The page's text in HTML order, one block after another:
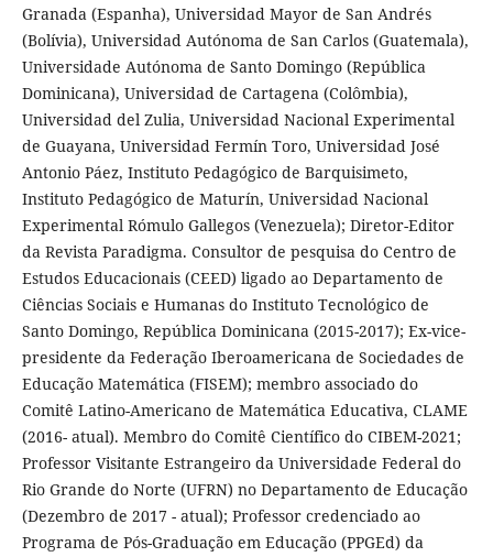
Granada (Espanha), Universidad Mayor de San Andrés
(Bolívia), Universidad Autónoma de San Carlos (Guatemala),
Universidade Autónoma de Santo Domingo (República
Dominicana), Universidad de Cartagena (Colômbia),
Universidad del Zulia, Universidad Nacional Experimental
de Guayana, Universidad Fermín Toro, Universidad José
Antonio Páez, Instituto Pedagógico de Barquisimeto,
Instituto Pedagógico de Maturín, Universidad Nacional
Experimental Rómulo Gallegos (Venezuela); Diretor-Editor
da Revista Paradigma. Consultor de pesquisa do Centro de
Estudos Educacionais (CEED) ligado ao Departamento de
Ciências Sociais e Humanas do Instituto Tecnológico de
Santo Domingo, República Dominicana (2015-2017); Ex-vice-
presidente da Federação Iberoamericana de Sociedades de
Educação Matemática (FISEM); membro associado do
Comitê Latino-Americano de Matemática Educativa, CLAME
(2016- atual). Membro do Comitê Científico do CIBEM-2021;
Professor Visitante Estrangeiro da Universidade Federal do
Rio Grande do Norte (UFRN) no Departamento de Educação
(Dezembro de 2017 - atual); Professor credenciado ao
Programa de Pós-Graduação em Educação (PPGEd) da